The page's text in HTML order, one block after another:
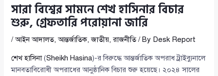
সারা বিশ্বের সামনে শেখ হাসিনার বিচার
শুরু, গ্রেফতারি পরোয়ানা জারি
/আইন আদালত,আন্তর্জাতিক,জাতীয়,রাজনীতি/ By Desk Report
শেখ হাসিনা(Sheikh Hasina)-র বিরুদ্ধে আন্তর্জাতিক অপরাধ ট্রাইব্যুনালে
মানবতাবিরোধী অপরাধের আনুষ্ঠানিক বিচার শুরু হয়েছে। ২০২৪ সালের